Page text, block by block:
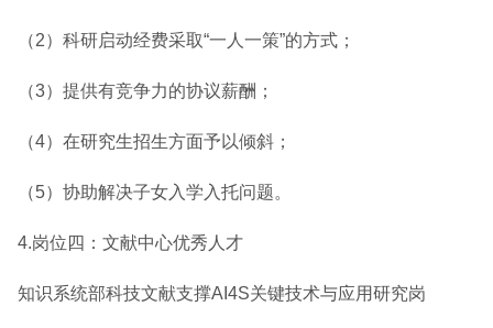
（2）科研启动经费采取“一人一策”的方式；
（3）提供有竞争力的协议薪酬；
（4）在研究生招生方面予以倾斜；
（5）协助解决子女入学入托问题。
4.岗位四：文献中心优秀人才
知识系统部科技文献支撑AI4S关键技术与应用研究岗